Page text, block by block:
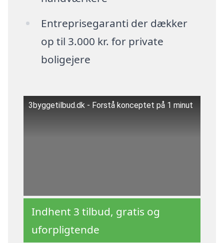
Entreprisegaranti der dækker
op til 3.000 kr. for private
boligejere
3byggetilbud.dk - Forstå konceptet på 1 minut
Indhent 3 tilbud, gratis og
uforpligtende